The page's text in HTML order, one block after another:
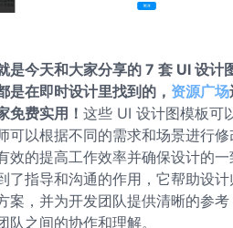
是今天和大家分享的 7 套 UI 设计
是在即时设计里找到的， 资源广场
免费实用！ 这些 UI 设计图模板可
可以根据不同的需求和场景进行
效的提高工作效率并确保设计的
了指导和沟通的作用，它帮助设
案，并为开发团队提供清晰的参
队之间的协作和理解。